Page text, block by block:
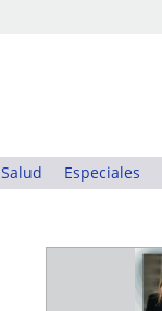
Salud Especiales